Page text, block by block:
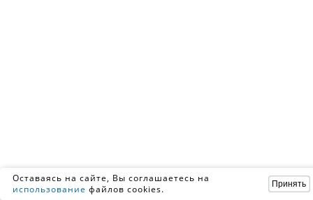
Оставаясь на сайте, Вы соглашаетесь на
использование файлов cookies. Принять